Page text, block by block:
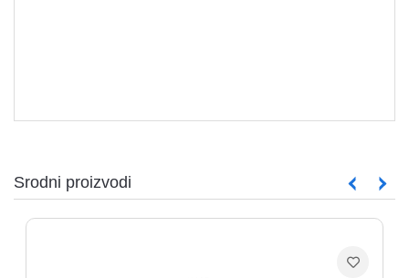
Srodni proizvodi